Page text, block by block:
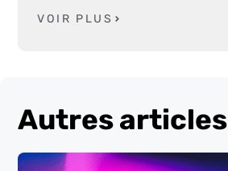
VOIR PLUS
Autres articles